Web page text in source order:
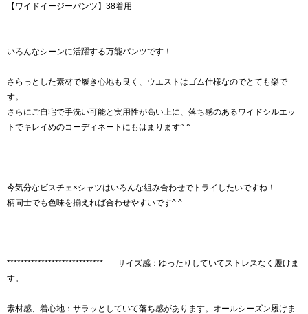
【ワイドイージーパンツ】38着用
いろんなシーンに活躍する万能パンツです！
さらっとした素材で履き心地も良く、ウエストはゴム仕様なのでとても楽で
す。
さらにご自宅で手洗い可能と実用性が高い上に、落ち感のあるワイドシルエッ
トでキレイめのコーディネートにもはまります^ ^
今気分なビスチェ×シャツはいろんな組み合わせでトライしたいですね！
柄同士でも色味を揃えれば合わせやすいです^ ^
**************************** サイズ感：ゆったりしていてストレスなく履けま
す。
素材感、着心地：サラッとしていて落ち感があります。オールシーズン履けま